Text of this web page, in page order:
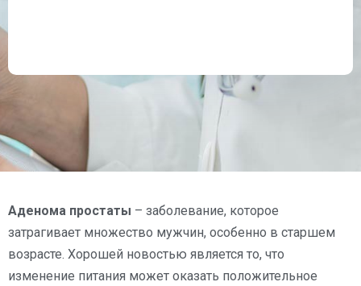
Аденома простаты – заболевание, которое
затрагивает множество мужчин, особенно в старшем
возрасте. Хорошей новостью является то, что
изменение питания может оказать положительное